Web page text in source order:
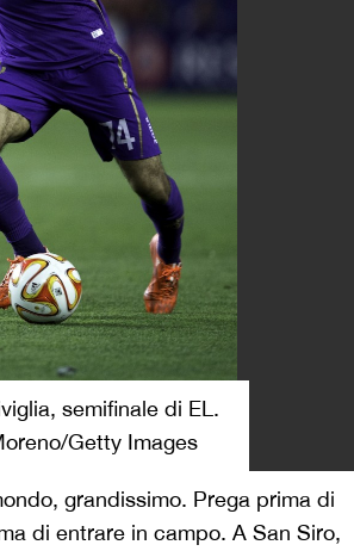
semifinale di EL.
Getty Images
grandissimo. Prega prima di
di entrare in campo. A San Siro,